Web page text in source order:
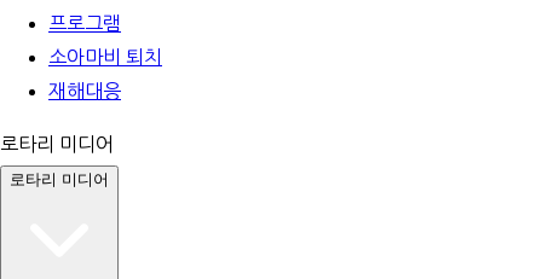
프로그램
소아마비 퇴치
재해대응
로타리 미디어
로타리 미디어